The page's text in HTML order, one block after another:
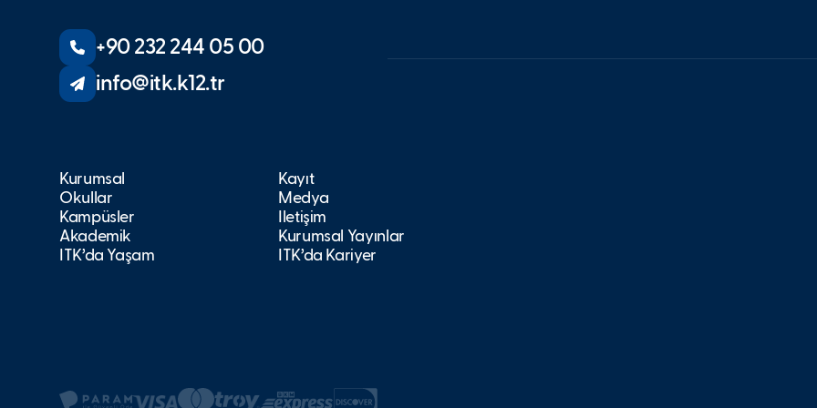
+90 232 244 05 00
info@itk.k12.tr
Kurumsal
Okullar
Kampüsler
Akademik
İTK’da Yaşam
Kayıt
Medya
İletişim
Kurumsal Yayınlar
İTK’da Kariyer